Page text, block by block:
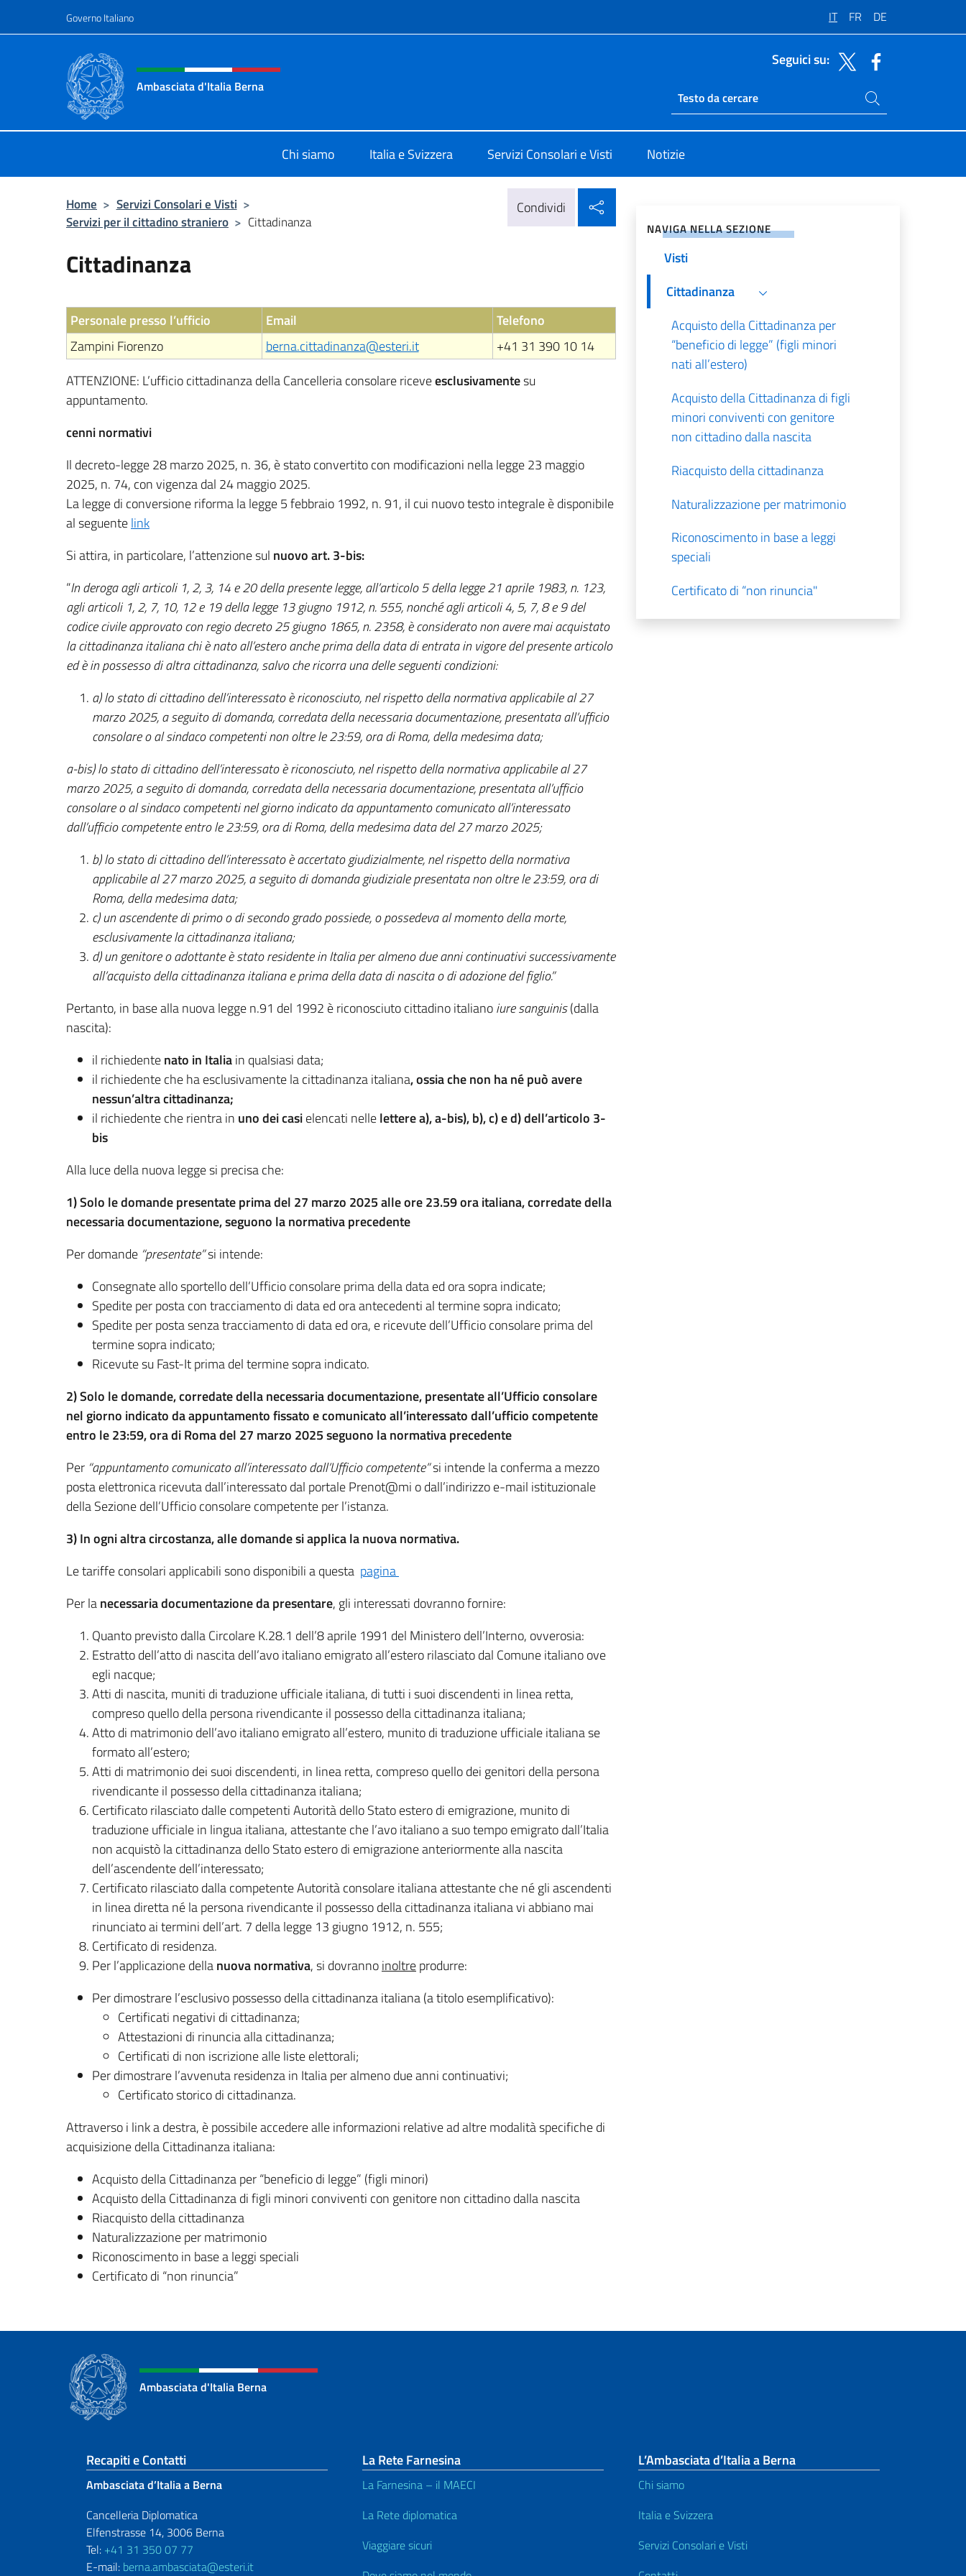
Governo Italiano IT FR DE
Intestazione sito, social e menù
Ambasciata d'Italia Berna
Seguici su:
Ricerca sito live
Cerca nel sito
Chi siamo Italia e Svizzera Servizi Consolari e Visti Notizie
Home > Servizi Consolari e Visti >
Servizi per il cittadino straniero > Cittadinanza
Condividi
Cittadinanza
Personale presso l’ufficio Email
Telefono
Zampini Fiorenzo
berna.cittadinanza@esteri.it
+41 31 390 10 14
ATTENZIONE: L’ufficio cittadinanza della Cancelleria consolare riceveesclusivamentesu
appuntamento.
cenni normativi
Il decreto-legge 28 marzo 2025, n. 36, è stato convertito con modificazioni nella legge 23 maggio
2025, n. 74, con vigenza dal 24 maggio 2025.
La legge di conversione riforma la legge 5 febbraio 1992, n. 91, il cui nuovo testo integrale è disponibile
al seguentelink
Si attira, in particolare, l’attenzione sul nuovo art. 3-bis:
“In deroga agli articoli 1, 2, 3, 14 e 20 della presente legge, all’articolo 5 della legge 21 aprile 1983, n. 123,
agli articoli 1, 2, 7, 10, 12 e 19 della legge 13 giugno 1912, n. 555, nonché agli articoli 4, 5, 7, 8 e 9 del
codice civile approvato con regio decreto 25 giugno 1865, n. 2358, è considerato non avere mai acquistato
la cittadinanza italiana chi è nato all’estero anche prima della data di entrata in vigore del presente articolo
ed è in possesso di altra cittadinanza, salvo che ricorra una delle seguenti condizioni:
a) lo stato di cittadino dell’interessato è riconosciuto, nel rispetto della normativa applicabile al 27
marzo 2025, a seguito di domanda, corredata della necessaria documentazione, presentata all’ufficio
consolare o al sindaco competenti non oltre le 23:59, ora di Roma, della medesima data;
a-bis) lo stato di cittadino dell’interessato è riconosciuto, nel rispetto della normativa applicabile al 27
marzo 2025, a seguito di domanda, corredata della necessaria documentazione, presentata all’ufficio
consolare o al sindaco competenti nel giorno indicato da appuntamento comunicato all’interessato
dall’ufficio competente entro le 23:59, ora di Roma, della medesima data del 27 marzo 2025;
b) lo stato di cittadino dell’interessato è accertato giudizialmente, nel rispetto della normativa
applicabile al 27 marzo 2025, a seguito di domanda giudiziale presentata non oltre le 23:59, ora di
Roma, della medesima data;
c) un ascendente di primo o di secondo grado possiede, o possedeva al momento della morte,
esclusivamente la cittadinanza italiana;
d) un genitore o adottante è stato residente in Italia per almeno due anni continuativi successivamente
all’acquisto della cittadinanza italiana e prima della data di nascita o di adozione del figlio.”
Pertanto, in base alla nuova legge n.91 del 1992 è riconosciuto cittadino italianoiure sanguinis(dalla
nascita):
il richiedentenato in Italiain qualsiasi data;
il richiedente che ha esclusivamente la cittadinanza italiana, ossia chenon ha né può avere
nessun’altra cittadinanza;
il richiedente che rientra in uno dei casielencati nellelettere a), a-bis), b), c) e d) dell’articolo 3-
bis
Alla luce della nuova legge si precisa che:
1) Solo le domande presentate prima del 27 marzo 2025 alle ore 23.59 ora italiana, corredate della
necessaria documentazione, seguono la normativa precedente
Per domande “presentate”si intende:
Consegnate allo sportello dell’Ufficio consolare prima della data ed ora sopra indicate;
Spedite per posta con tracciamento di data ed ora antecedenti al termine sopra indicato;
Spedite per posta senza tracciamento di data ed ora, e ricevute dell’Ufficio consolare prima del
termine sopra indicato;
Ricevute su Fast-It prima del termine sopra indicato.
2) Solo le domande, corredate della necessaria documentazione, presentate all’Ufficio consolare
nel giorno indicato da appuntamento fissato e comunicato all’interessato dall’ufficio competente
entro le 23:59, ora di Roma del 27 marzo 2025 seguono la normativa precedente
Per “appuntamento comunicato all’interessato dall’Ufficio competente”si intende la conferma a mezzo
posta elettronica ricevuta dall’interessato dal portale Prenot@mi o dall’indirizzo e-mail istituzionale
della Sezione dell’Ufficio consolare competente per l’istanza.
3) In ogni altra circostanza, alle domande si applica la nuova normativa.
Le tariffe consolari applicabili sono disponibili a questa pagina
Per lanecessaria documentazione da presentare, gli interessati dovranno fornire:
Quanto previsto dalla Circolare K.28.1 dell’8 aprile 1991 del Ministero dell’Interno, ovverosia:
Estratto dell’atto di nascita dell’avo italiano emigrato all’estero rilasciato dal Comune italiano ove
egli nacque;
Atti di nascita, muniti di traduzione ufficiale italiana, di tutti i suoi discendenti in linea retta,
compreso quello della persona rivendicante il possesso della cittadinanza italiana;
Atto di matrimonio dell’avo italiano emigrato all’estero, munito di traduzione ufficiale italiana se
formato all’estero;
Atti di matrimonio dei suoi discendenti, in linea retta, compreso quello dei genitori della persona
rivendicante il possesso della cittadinanza italiana;
Certificato rilasciato dalle competenti Autorità dello Stato estero di emigrazione, munito di
traduzione ufficiale in lingua italiana, attestante che l’avo italiano a suo tempo emigrato dall’Italia
non acquistò la cittadinanza dello Stato estero di emigrazione anteriormente alla nascita
dell’ascendente dell’interessato;
Certificato rilasciato dalla competente Autorità consolare italiana attestante che né gli ascendenti
in linea diretta né la persona rivendicante il possesso della cittadinanza italiana vi abbiano mai
rinunciato ai termini dell’art. 7 della legge 13 giugno 1912, n. 555;
Certificato di residenza.
Per l’applicazione dellanuova normativa, si dovrannoinoltreprodurre:
Per dimostrare l’esclusivo possesso della cittadinanza italiana (a titolo esemplificativo):
Certificati negativi di cittadinanza;
Attestazioni di rinuncia alla cittadinanza;
Certificati di non iscrizione alle liste elettorali;
Per dimostrare l’avvenuta residenza in Italia per almeno due anni continuativi;
Certificato storico di cittadinanza.
Attraverso i link a destra, è possibile accedere alle informazioni relative ad altre modalità specifiche di
acquisizione della Cittadinanza italiana:
Acquisto della Cittadinanza per “beneficio di legge” (figli minori)
Acquisto della Cittadinanza di figli minori conviventi con genitore non cittadino dalla nascita
Riacquisto della cittadinanza
Naturalizzazione per matrimonio
Riconoscimento in base a leggi speciali
Certificato di “non rinuncia”
NAVIGA NELLA SEZIONE
Visti
Cittadinanza
Acquisto della Cittadinanza per
“beneficio di legge” (figli minori
nati all’estero)
Acquisto della Cittadinanza di figli
minori conviventi con genitore
non cittadino dalla nascita
Riacquisto della cittadinanza
Naturalizzazione per matrimonio
Riconoscimento in base a leggi
speciali
Certificato di “non rinuncia"
Ambasciata d'Italia Berna
Sezione footer
Recapiti e Contatti
Ambasciata d’Italia a Berna
Cancelleria Diplomatica
Elfenstrasse 14, 3006 Berna
Tel: +41 31 350 07 77
E-mail: berna.ambasciata@esteri.it
La Rete Farnesina
La Farnesina – il MAECI
La Rete diplomatica
Viaggiare sicuri
L’Ambasciata d’Italia a Berna
Chi siamo
Italia e Svizzera
Servizi Consolari e Visti